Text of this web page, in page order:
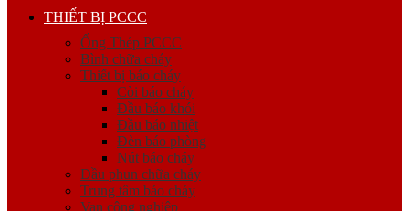
THIẾT BỊ PCCC
Ống Thép PCCC
Bình chữa cháy
Thiết bị báo cháy
Còi báo cháy
Đầu báo khói
Đầu báo nhiệt
Đèn báo phòng
Nút báo cháy
Đầu phun chữa cháy
Trung tâm báo cháy
Van công nghiệp